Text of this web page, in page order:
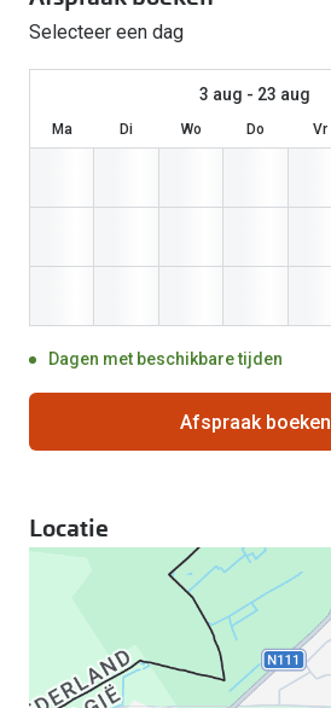
Computerbril
Autobril
Overzetzonnebril
3 voor 1: koop, krijg en geef
Alle actievoorwaarden
Vermoeide ogen
Rode ogen
Gebruiksaanwijzingen
Glasses for Congo
Selecteer een dag
3 aug - 23 aug
Ma Di Wo Do Vr
Dagen met beschikbare tijden
Afspraak boeken
Locatie